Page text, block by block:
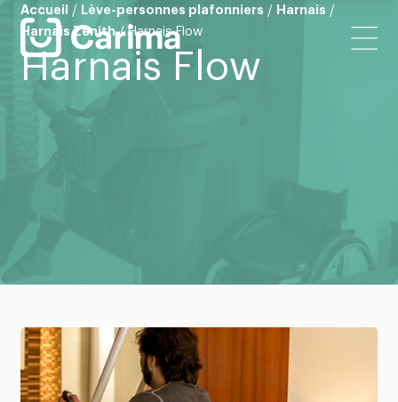
Accueil / Lève-personnes plafonniers / Harnais /
Harnais Zenith/Harnais Flow
Harnais Flow